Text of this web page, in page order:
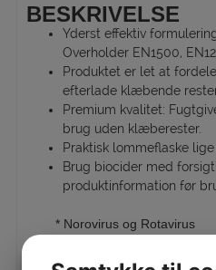
BESKRIVELSE
Yderst effektiv
Overholder EN1500,
Produktet er let at
efterlade klæbende
Premium kvalitet:
brug uden klæberester.
Praktisk lommeflaske
Brug biocider med
produktinformation før
* Norovirus og Rotavirus